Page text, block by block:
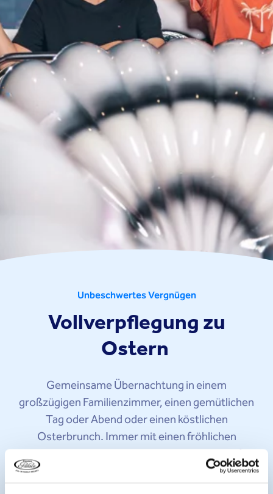
Unbeschwertes Vergnügen
Vollverpflegung zu
Ostern
Gemeinsame Übernachtung in einem
großzügigen Familienzimmer, einen gemütlichen
Tag oder Abend oder einen köstlichen
Osterbrunch. Immer mit einen fröhlichen
Animationsteam, einzigartige Einrichtungen für
die ganze Familie, 50 % Kinderermäßigung und